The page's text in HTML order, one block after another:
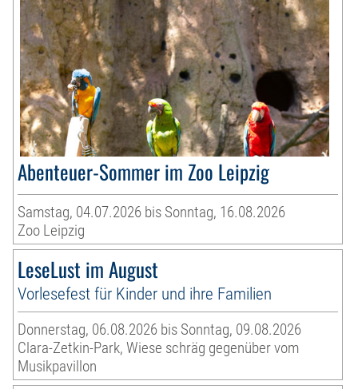
Abenteuer-Sommer im Zoo Leipzig
Samstag, 04.07.2026 bis Sonntag, 16.08.2026
Zoo Leipzig
LeseLust im August
Vorlesefest für Kinder und ihre Familien
Donnerstag, 06.08.2026 bis Sonntag, 09.08.2026
Clara-Zetkin-Park, Wiese schräg gegenüber vom
Musikpavillon